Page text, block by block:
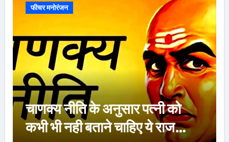
फीचर मनोरंजन
ऐसे 100 बार मरूंगी, मेरी वजह से
बची लाखों महिलाओं की जान : पूनम
पांडेय